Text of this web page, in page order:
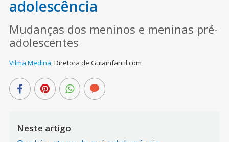
adolescência
Mudanças dos meninos e meninas pré-
adolescentes
Vilma Medina,Diretora de Guiainfantil.com
Neste artigo